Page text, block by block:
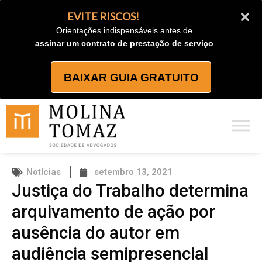
EVITE RISCOS!
Orientações indispensáveis antes de
assinar um contrato de prestação de serviço
BAIXAR GUIA GRATUITO
Notícias setembro 13, 2021
Justiça do Trabalho determina
arquivamento de ação por
ausência do autor em
audiência semipresencial